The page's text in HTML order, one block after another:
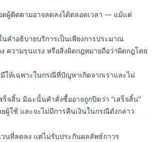
ผู้ติดตามอาจลดลงได้ตลอดเวลา — แม้แต่
คำอธิบายบริการเป็นเพียงการประมาณ
ความรุนแรง หรือสิ่งผิดกฎหมายถือว่าผิดกฎโดย
ให้เฉพาะในกรณีที่ปัญหาเกิดจากเราและไม่
จสิ้น มิฉะนั้นคำสั่งซื้ออาจถูกปิดว่า “เสร็จสิ้น”
ผู้ใช้ และจะไม่มีการคืนเงินในกรณีดังกล่าว
นที่ลดลง แต่ไม่รับประกันผลลัพธ์ถาวร